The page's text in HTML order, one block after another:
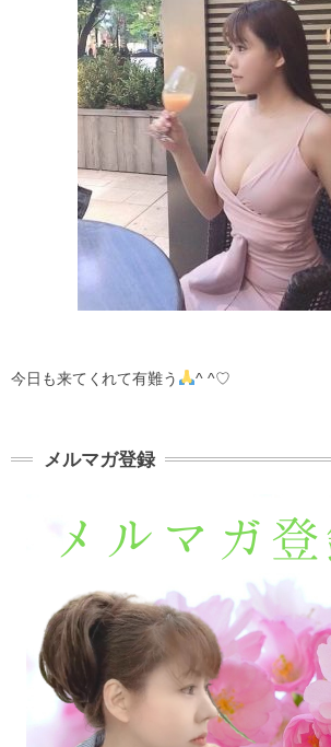
今日も来てくれて有難う ^ ^♡
メルマガ登録